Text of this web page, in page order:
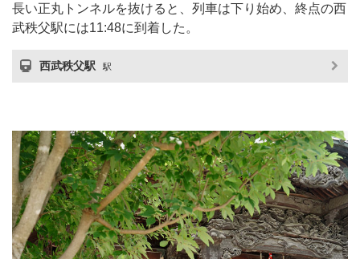
長い正丸トンネルを抜けると、列車は下り始め、終点の西
武秩父駅には11:48に到着した。
西武秩父駅 駅